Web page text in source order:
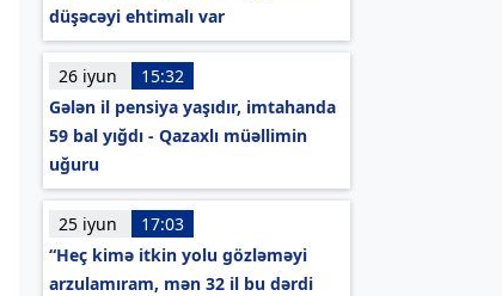
düşəcəyi ehtimalı var
26 iyun
15:32
Gələn il pensiya yaşıdır, imtahanda
59 bal yığdı - Qazaxlı müəllimin
uğuru
25 iyun
17:03
“Heç kimə itkin yolu gözləməyi
arzulamıram, mən 32 il bu dərdi